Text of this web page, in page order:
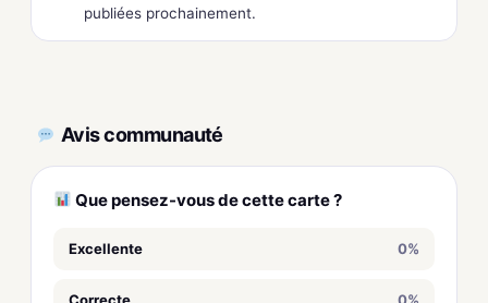
publiées prochainement.
Avis communauté
Que pensez-vous de cette carte ?
Excellente 0%
Correcte 0%